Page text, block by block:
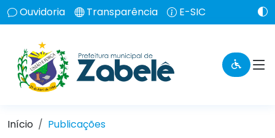
Ouvidoria Transparência E-SIC
Início Publicações